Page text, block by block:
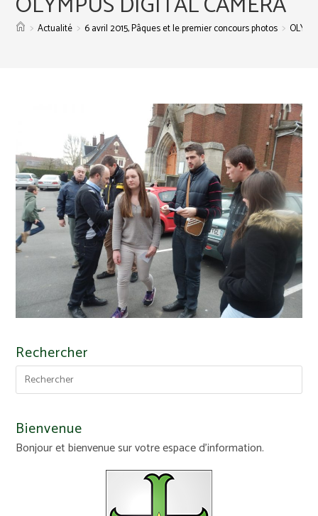
> Actualité > 6 avril 2015, Pâques et le premier concours photos >
Rechercher
Bienvenue
Bonjour et bienvenue sur votre espace d'information.